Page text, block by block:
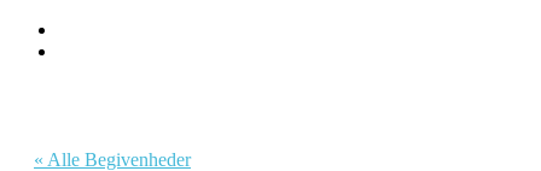
« Alle Begivenheder